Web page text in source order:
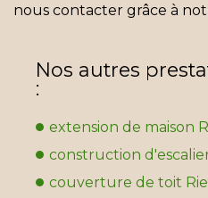
nous contacter grâce à
Nos autres
:
extension de maison
construction
couverture de toit